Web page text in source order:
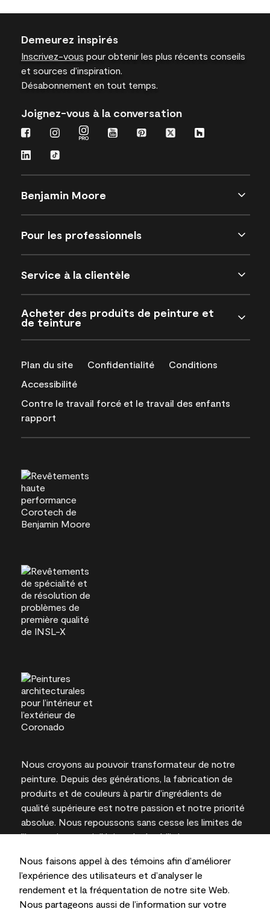
Nous faisons appel à des témoins afin d’améliorer
l’expérience des utilisateurs et d’analyser le
rendement et la fréquentation de notre site Web.
Nous partageons aussi de l’information sur votre
Demeurez inspirés
Inscrivez-vous pour obtenir les plus récents conseils
et sources d’inspiration.
Désabonnement en tout temps.
Joignez-vous à la conversation
Benjamin Moore
Pour les professionnels
Service à la clientèle
Acheter des produits de peinture et
de teinture
Plan du site Confidentialité
Conditions
Accessibilité
Contre le travail forcé et le travail des enfants
rapport
Nous croyons au pouvoir transformateur de notre
peinture. Depuis des générations, la fabrication de
produits et de couleurs à partir d’ingrédients de
qualité supérieure est notre passion et notre priorité
absolue. Nous repoussons sans cesse les limites de
l’innovation et privilégions la durabilité pour
l’expertise locale.